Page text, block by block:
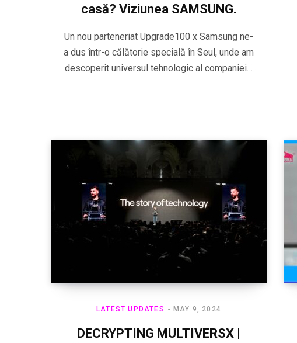
casă? Viziunea SAMSUNG.
Un nou parteneriat Upgrade100 x Samsung ne-
a dus într-o călătorie specială în Seul, unde am
descoperit universul tehnologic al companiei…
LATEST UPDATES MAY 9, 2024
DECRYPTING MULTIVERSX |